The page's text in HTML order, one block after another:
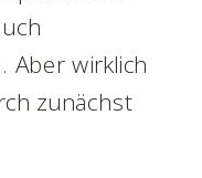
Aber wirklich
zunächst